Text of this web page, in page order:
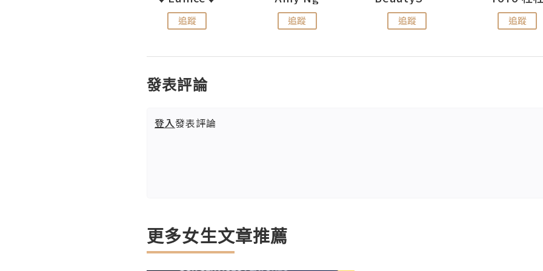
追蹤 追蹤 追蹤 追蹤
發表評論
登入發表評論
更多女生文章推薦